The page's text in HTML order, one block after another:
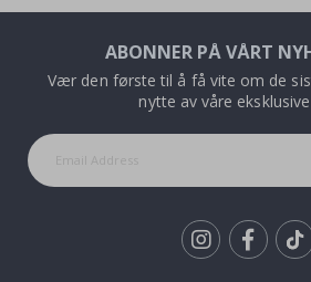
ABONNER PÅ VÅRT
Vær den første til å få vite om de
nytte av våre